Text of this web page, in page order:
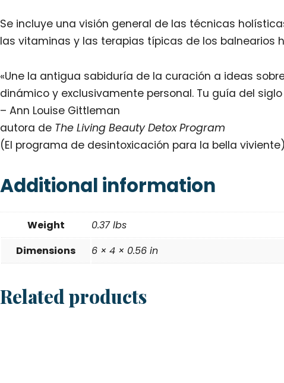
Se incluye una visión general de las técnicas
las vitaminas y las terapias típicas de los balnearios
«Une la antigua sabiduría de la curación a ideas
dinámico y exclusivamente personal. Tu guía del
– Ann Louise Gittleman
autora de The Living Beauty Detox Program
(El programa de desintoxicación para la bella
Additional information
Weight
0.37 lbs
Dimensions
6 × 4 × 0.56 in
Related products